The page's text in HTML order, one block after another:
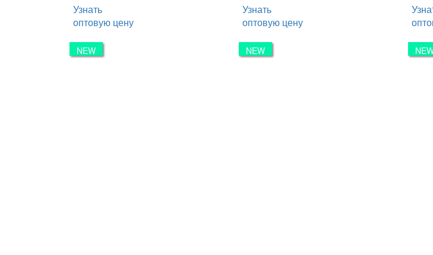
Узнать
оптовую цену
Узнать
оптовую цену
NEW NEW